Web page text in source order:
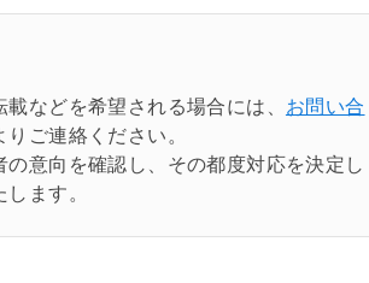
などを希望される場合には、 お問い合
りご連絡ください。
の意向を確認し、その都度対応を決定し
ます。